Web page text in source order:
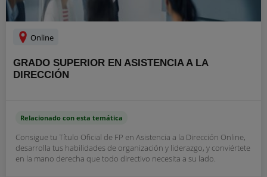
Online
GRADO SUPERIOR EN ASISTENCIA A LA
DIRECCIÓN
Relacionado con esta temática
Consigue tu Título Oficial de FP en Asistencia a la Dirección Online,
desarrolla tus habilidades de organización y liderazgo, y conviértete
en la mano derecha que todo directivo necesita a su lado.